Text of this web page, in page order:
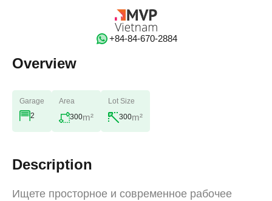
‭+84-84-670-2884‬
Overview
Garage
2
Area
300m²
Lot Size
300m²
Description
Ищете просторное и современное рабочее